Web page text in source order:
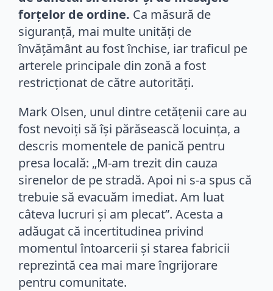
forțelor de ordine. Ca măsură de
siguranță, mai multe unități de
învățământ au fost închise, iar traficul pe
arterele principale din zonă a fost
restricționat de către autorități.
Mark Olsen, unul dintre cetățenii care au
fost nevoiți să își părăsească locuința, a
descris momentele de panică pentru
presa locală: „M-am trezit din cauza
sirenelor de pe stradă. Apoi ni s-a spus că
trebuie să evacuăm imediat. Am luat
câteva lucruri și am plecat”. Acesta a
adăugat că incertitudinea privind
momentul întoarcerii și starea fabricii
reprezintă cea mai mare îngrijorare
pentru comunitate.